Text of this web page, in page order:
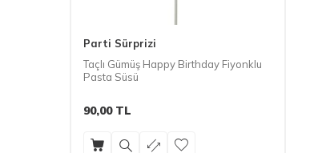
Parti Sürprizi
Taçlı Gümüş Happy Birthday Fiyonklu
Pasta Süsü
90,00TL